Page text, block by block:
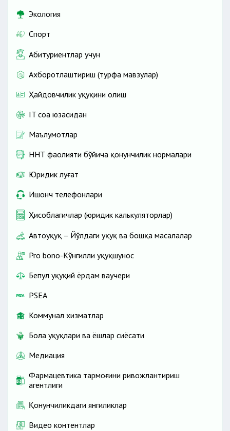
Экология
Спорт
Абитуриентлар учун
Ахборотлаштириш (турфа мавзулар)
Ҳайдовчилик ҳуқуқини олиш
IT соҳа юзасидан
Маълумотлар
ННТ фаолияти бўйича қонунчилик нормалари
Юридик луғат
Ишонч телефонлари
Ҳисоблагичлар (юридик калькуляторлар)
Автоҳуқуқ – Йўлдаги ҳуқуқ ва бошқа масалалар
Pro bono-Кўнгилли ҳуқуқшунос
Бепул ҳуқуқий ёрдам ваучери
PSEA
Коммунал хизматлар
Бола ҳуқуқлари ва ёшлар сиёсати
Медиация
Фармацевтика тармоғини ривожлантириш
агентлиги
Қонунчиликдаги янгиликлар
Видео контентлар